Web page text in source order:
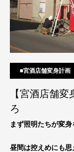
■宮酒店舗変身計画
【宮酒店舗
ろ
まず照明たちが変身
昼間は控えめにも